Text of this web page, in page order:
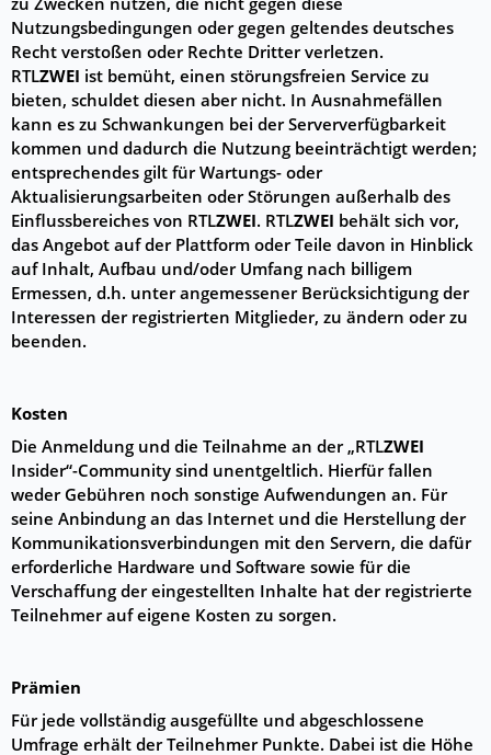
Nutzungsbedingungen oder gegen geltendes deutsches
Recht verstoßen oder Rechte Dritter verletzen.
RTLZWEI ist bemüht, einen störungsfreien Service zu
bieten, schuldet diesen aber nicht. In Ausnahmefällen
kann es zu Schwankungen bei der Serververfügbarkeit
kommen und dadurch die Nutzung beeinträchtigt werden;
entsprechendes gilt für Wartungs- oder
Aktualisierungsarbeiten oder Störungen außerhalb des
Einflussbereiches von RTLZWEI. RTLZWEI behält sich vor,
das Angebot auf der Plattform oder Teile davon in Hinblick
auf Inhalt, Aufbau und/oder Umfang nach billigem
Ermessen, d.h. unter angemessener Berücksichtigung der
Interessen der registrierten Mitglieder, zu ändern oder zu
beenden.
Kosten
Die Anmeldung und die Teilnahme an der „RTLZWEI
Insider“-Community sind unentgeltlich. Hierfür fallen
weder Gebühren noch sonstige Aufwendungen an. Für
seine Anbindung an das Internet und die Herstellung der
Kommunikationsverbindungen mit den Servern, die dafür
erforderliche Hardware und Software sowie für die
Verschaffung der eingestellten Inhalte hat der registrierte
Teilnehmer auf eigene Kosten zu sorgen.
Prämien
Für jede vollständig ausgefüllte und abgeschlossene
Umfrage erhält der Teilnehmer Punkte. Dabei ist die Höhe